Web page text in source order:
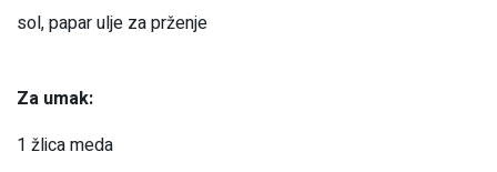
sol, papar ulje za prženje
Za umak:
1 žlica meda